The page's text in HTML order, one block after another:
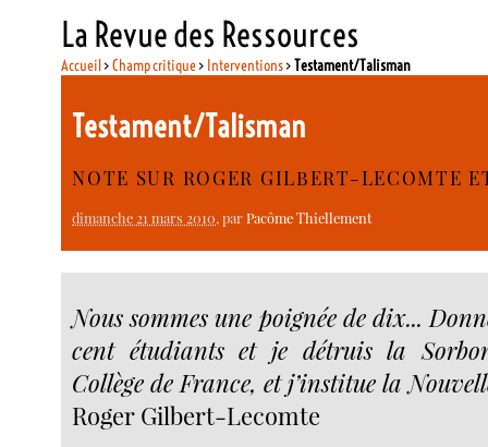
La Revue des Ressources
Accueil>Champ critique> Interventions>Testament/Talisman
Testament/Talisman
NOTE SUR ROGER GILBERT-LECOMTE
dimanche 21 mars 2010, parPacôme Thiellement
Nous sommes une poignée de dix...
cent étudiants et je détruis la
Collège de France, et j’institue la
Roger Gilbert-Lecomte